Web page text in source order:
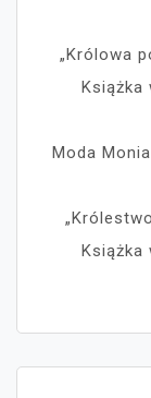
„Królowa
Książka
Moda Monia
Książka